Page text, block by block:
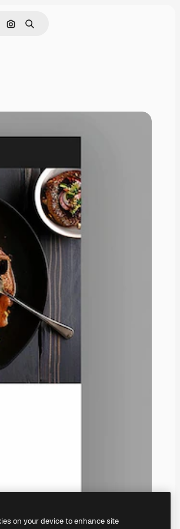
Pesquisar por imagem
Buscar
on your device to enhance site